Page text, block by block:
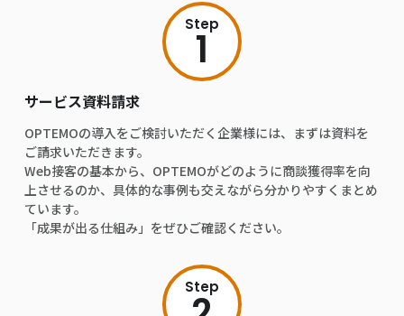
Step
1
サービス資料請求
OPTEMOの導入をご検討いただく企業様には、まずは資料を
ご請求いただきます。
Web接客の基本から、OPTEMOがどのように商談獲得率を向
上させるのか、具体的な事例も交えながら分かりやすくまとめ
ています。
「成果が出る仕組み」をぜひご確認ください。
Step